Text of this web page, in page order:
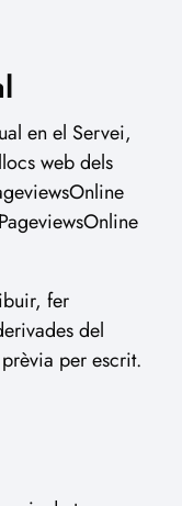
en el Servei,
web dels
fer
del
per escrit.